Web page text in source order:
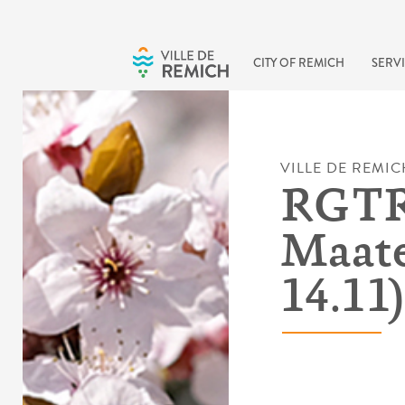
CITY OF REMICH
VILLE DE
14.11)